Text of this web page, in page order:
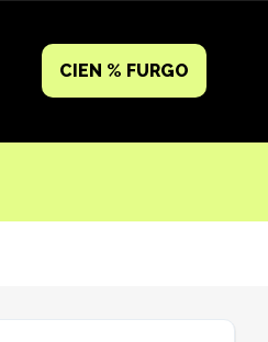
CIEN % FURGO